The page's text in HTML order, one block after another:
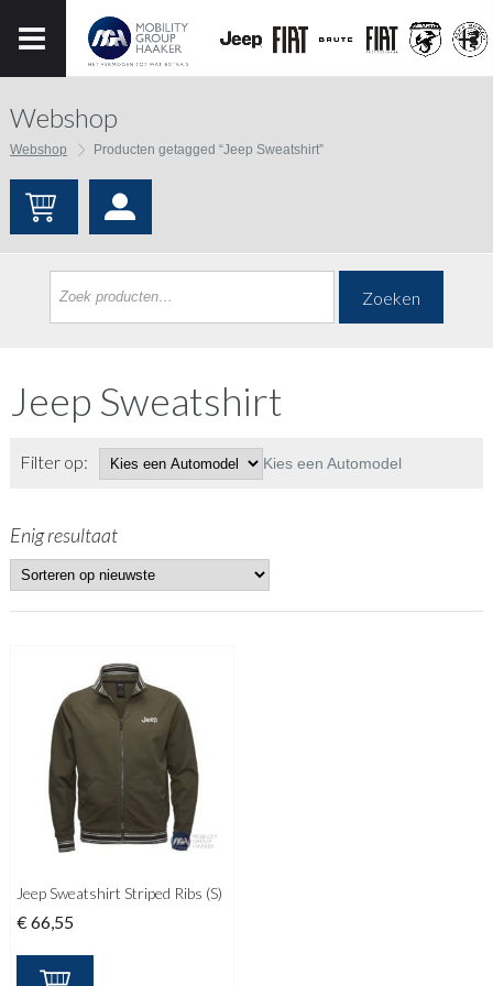
Webshop
Webshop Producten getagged “Jeep Sweatshirt”
Zoeken
Jeep Sweatshirt
Filter op: Kies een Automodel
Enig resultaat
Jeep Sweatshirt Striped Ribs (S)
€66,55